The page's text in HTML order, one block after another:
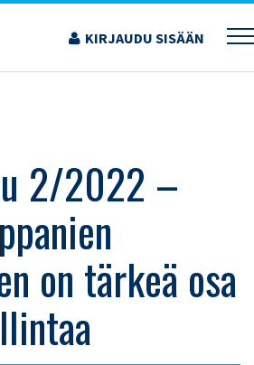
KIRJAUDU SISÄÄN
MARRASKUU 2/2022 – LIIKEKUMPPANIEN
2/2022 –
on tärkeä osa